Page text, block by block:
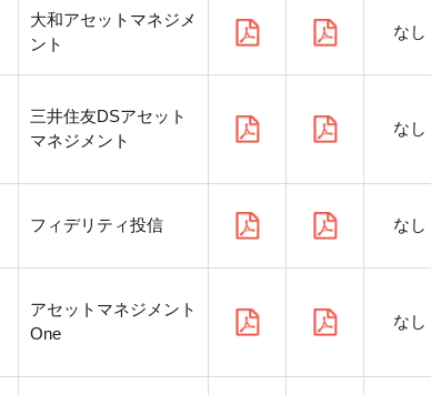
大和アセットマネジメ
ント
なし
三井住友DSアセット
マネジメント
なし
フィデリティ投信 なし
アセットマネジメント
One
なし